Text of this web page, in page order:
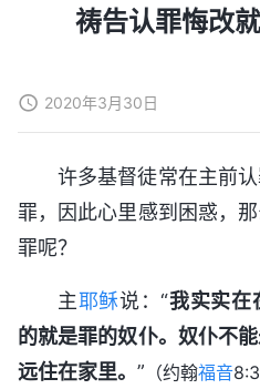
祷告认罪悔改
2020年3月30日
许多基督徒常在主前
罪，因此心里感到困惑，
罪呢？
主耶稣说：“我实实在
的就是罪的奴仆。奴仆不
远住在家里。 ” （约翰福音